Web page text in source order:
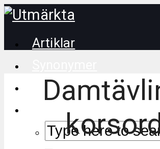
Artiklar
Korsordstips